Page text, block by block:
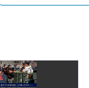
予約を確